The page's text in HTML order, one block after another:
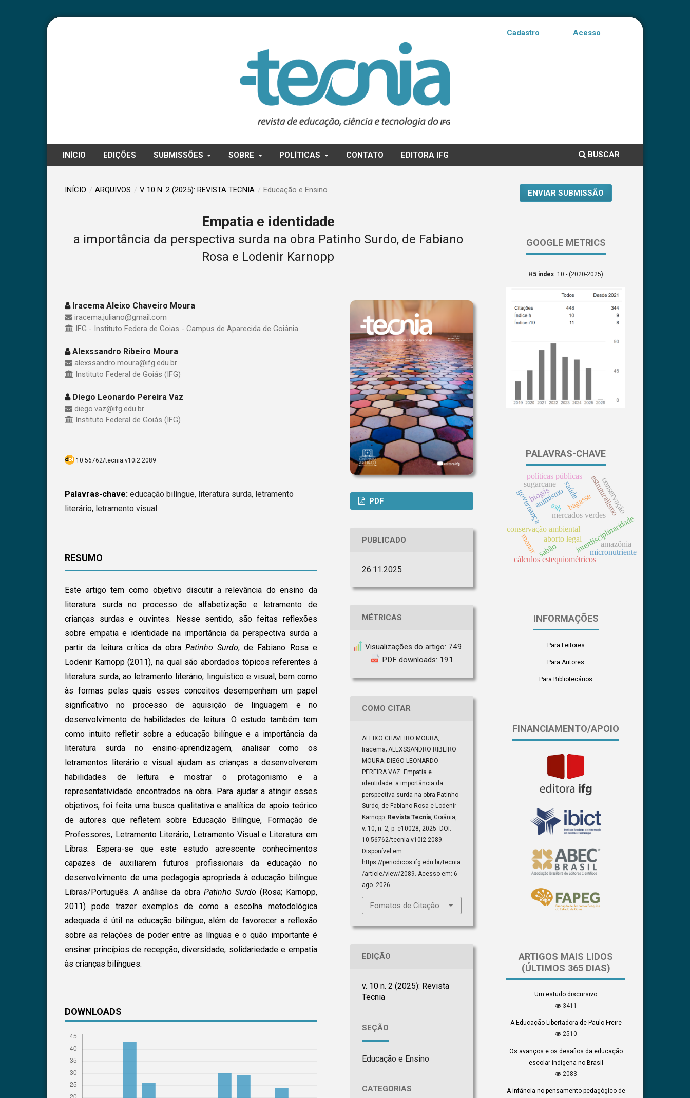
INÍCIO EDIÇÕES SUBMISSÕES SOBRE POLÍTICAS CONTATO EDITORA IFG BUSCAR
Cadastro Acesso
INÍCIO / ARQUIVOS / V. 10 N. 2 (2025): REVISTA TECNIA / Educação e Ensino
Empatia e identidade
a importância da perspectiva surda na obra Patinho Surdo, de Fabiano
Rosa e Lodenir Karnopp
Iracema Aleixo Chaveiro Moura
iracema.juliano@gmail.com
IFG - Instituto Federa de Goias - Campus de Aparecida de Goiânia
Alexssandro Ribeiro Moura
alexssandro.moura@ifg.edu.br
Instituto Federal de Goiás (IFG)
Diego Leonardo Pereira Vaz
diego.vaz@ifg.edu.br
Instituto Federal de Goiás (IFG)
10.56762/tecnia.v10i2.2089
Palavras-chave:educação bilíngue, literatura surda, letramento
literário, letramento visual
RESUMO
Este artigo tem como objetivo discutir a relevância do ensino da
literatura surda no processo de alfabetização e letramento de
crianças surdas e ouvintes. Nesse sentido, são feitas reflexões
sobre empatia e identidade na importância da perspectiva surda a
partir da leitura crítica da obraPatinho Surdo, de Fabiano Rosa e
Lodenir Karnopp (2011), na qual são abordados tópicos referentes à
literatura surda, ao letramento literário, linguístico e visual, bem como
às formas pelas quais esses conceitos desempenham um papel
significativo no processo de aquisição de linguagem e no
desenvolvimento de habilidades de leitura. O estudo também tem
como intuito refletir sobre a educação bilíngue e a importância da
literatura surda no ensino-aprendizagem, analisar como os
letramentos literário e visual ajudam as crianças a desenvolverem
habilidades de leitura e mostrar o protagonismo e a
representatividade encontrados na obra. Para ajudar a atingir esses
objetivos, foi feita uma busca qualitativa e analítica de apoio teórico
de autores que refletem sobre Educação Bilíngue, Formação de
Professores, Letramento Literário, Letramento Visual e Literatura em
Libras. Espera-se que este estudo acrescente conhecimentos
capazes de auxiliarem futuros profissionais da educação no
desenvolvimento de uma pedagogia apropriada à educação bilíngue
Libras/Português. A análise da obra Patinho Surdo (Rosa; Karnopp,
2011) pode trazer exemplos de como a escolha metodológica
adequada é útil na educação bilíngue, além de favorecer a reflexão
sobre as relações de poder entre as línguas e o quão importante é
ensinar princípios de recepção, diversidade, solidariedade e empatia
às crianças bilíngues.
DOWNLOADS
PDF
PUBLICADO
26.11.2025
MÉTRICAS
Visualizações do artigo: 749
PDF downloads: 191
COMO CITAR
ALEIXO CHAVEIRO MOURA,
Iracema; ALEXSSANDRO RIBEIRO
MOURA; DIEGO LEONARDO
PEREIRA VAZ. Empatia e
identidade: a importância da
perspectiva surda na obra Patinho
Surdo, de Fabiano Rosa e Lodenir
Karnopp. Revista Tecnia, Goiânia,
v. 10, n. 2, p. e10028, 2025. DOI:
10.56762/tecnia.v10i2.2089.
Disponível em:
https://periodicos.ifg.edu.br/tecnia
/article/view/2089. Acesso em: 6
ago. 2026.
Fomatos de Citação
EDIÇÃO
v. 10 n. 2 (2025): Revista
Tecnia
SEÇÃO
Educação e Ensino
CATEGORIAS
ENVIAR SUBMISSÃO
GOOGLE METRICS
H5 index: 10 - (2020-2025)
PALAVRAS-CHAVE
mercados verdes
ash
conservação ambiental
governança
interdisciplinaridade
estruturalismo
animismo
amazônia
bagasse
sugarcane
mortar
políticas públicas
saúde
aborto legal
cálculos estequiométricos
sabão
biogás
micronutriente
conservação
INFORMAÇÕES
Para Leitores
Para Autores
Para Bibliotecários
FINANCIAMENTO/APOIO
ARTIGOS MAIS LIDOS
(ÚLTIMOS 365 DIAS)
Um estudo discursivo
3411
A Educação Libertadora de Paulo Freire
2510
Os avanços e os desafios da educação
escolar indígena no Brasil
2083
A infância no pensamento pedagógico de